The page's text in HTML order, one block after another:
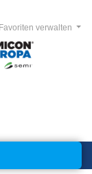
Favoriten verwalten